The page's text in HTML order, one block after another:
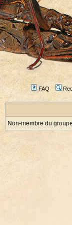
FAQ
Non-membre du groupe